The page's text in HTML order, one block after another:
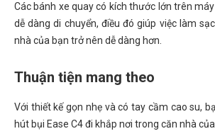
Các bánh xe quay có kích thước lớn trên
dễ dàng di chuyển, điều đó giúp việc làm
nhà của bạn trở nên dễ dàng hơn.
Thuận tiện mang theo
Với thiết kế gọn nhẹ và có tay cầm cao su,
hút bụi Ease C4 đi khắp nơi trong căn nhà của